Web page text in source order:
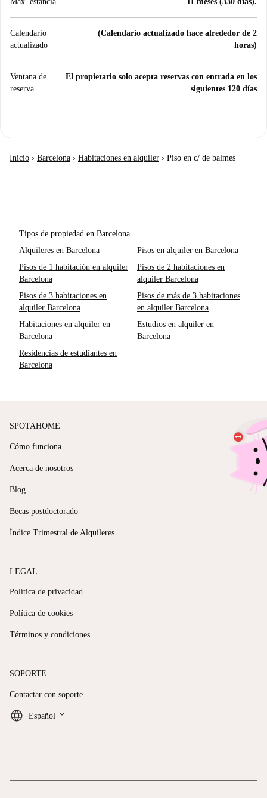
Calendario
actualizado
(Calendario actualizado hace alrededor de 2
horas)
Ventana de
reserva
El propietario solo acepta reservas con entrada en los
siguientes 120 días
Inicio › Barcelona › Habitaciones en alquiler › Piso en c/ de balmes
Tipos de propiedad en Barcelona
Alquileres en Barcelona
Pisos en alquiler en Barcelona
Pisos de 1 habitación en alquiler
Barcelona
Pisos de 2 habitaciones en
alquiler Barcelona
Pisos de 3 habitaciones en
alquiler Barcelona
Pisos de más de 3 habitaciones
en alquiler Barcelona
Habitaciones en alquiler en
Barcelona
Estudios en alquiler en
Barcelona
Residencias de estudiantes en
Barcelona
SPOTAHOME
Cómo funciona
Acerca de nosotros
Blog
Becas postdoctorado
Índice Trimestral de Alquileres
LEGAL
Política de privacidad
Política de cookies
Términos y condiciones
SOPORTE
Contactar con soporte
Español keyboard_arrow_down